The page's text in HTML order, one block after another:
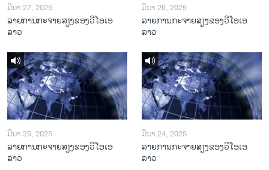
ມີນາ 27, 2025
ລາຍການກະຈາຍສຽງຂອງວີໂອເອ
ລາວ
ມີນາ 26, 2025
ລາຍການກະຈາຍສຽງຂອງວີໂອເອ
ລາວ
ມີນາ 25, 2025
ລາຍການກະຈາຍສຽງຂອງວີໂອເອ
ລາວ
ມີນາ 24, 2025
ລາຍການກະຈາຍສຽງຂອງວີໂອເອ
ລາວ